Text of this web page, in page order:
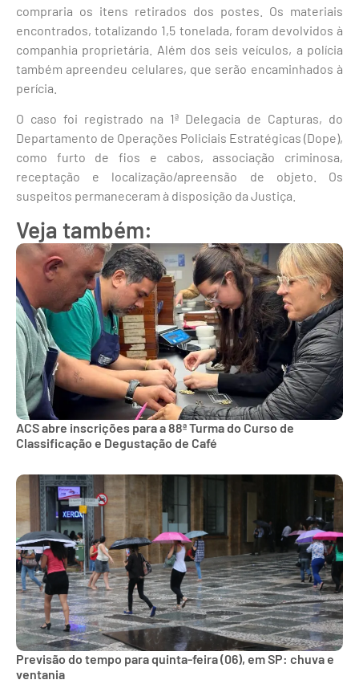
compraria os itens retirados dos postes. Os materiais
encontrados, totalizando 1,5 tonelada, foram devolvidos à
companhia proprietária. Além dos seis veículos, a polícia
também apreendeu celulares, que serão encaminhados à
perícia.
O caso foi registrado na 1ª Delegacia de Capturas, do
Departamento de Operações Policiais Estratégicas (Dope),
como furto de fios e cabos, associação criminosa,
receptação e localização/apreensão de objeto. Os
suspeitos permaneceram à disposição da Justiça.
Veja também:
ACS abre inscrições para a 88ª Turma do Curso de
Classificação e Degustação de Café
Previsão do tempo para quinta-feira (06), em SP: chuva e
ventania